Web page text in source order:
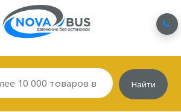
Найти